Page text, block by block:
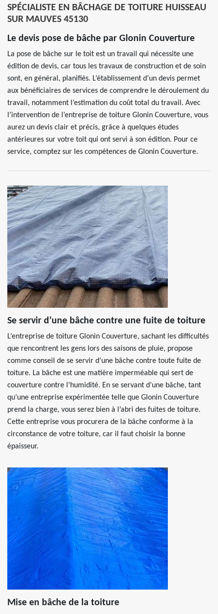
SPÉCIALISTE EN BÂCHAGE DE TOITURE HUISSEAU
SUR MAUVES 45130
Le devis pose de bâche par Glonin Couverture
La pose de bâche sur le toit est un travail qui nécessite une
édition de devis, car tous les travaux de construction et de soin
sont, en général, planifiés. L’établissement d’un devis permet
aux bénéficiaires de services de comprendre le déroulement du
travail, notamment l’estimation du coût total du travail. Avec
l’intervention de l’entreprise de toiture Glonin Couverture, vous
aurez un devis clair et précis, grâce à quelques études
antérieures sur votre toit qui ont servi à son édition. Pour ce
service, comptez sur les compétences de Glonin Couverture.
Se servir d’une bâche contre une fuite de toiture
L’entreprise de toiture Glonin Couverture, sachant les difficultés
que rencontrent les gens lors des saisons de pluie, propose
comme conseil de se servir d’une bâche contre toute fuite de
toiture. La bâche est une matière imperméable qui sert de
couverture contre l’humidité. En se servant d’une bâche, tant
qu’une entreprise expérimentée telle que Glonin Couverture
prend la charge, vous serez bien à l’abri des fuites de toiture.
Cette entreprise vous procurera de la bâche conforme à la
circonstance de votre toiture, car il faut choisir la bonne
épaisseur.
Mise en bâche de la toiture